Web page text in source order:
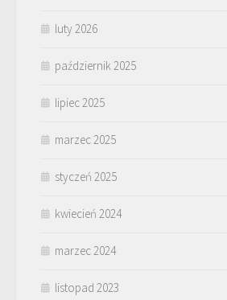
luty 2026
październik 2025
lipiec 2025
marzec 2025
styczeń 2025
kwiecień 2024
marzec 2024
listopad 2023